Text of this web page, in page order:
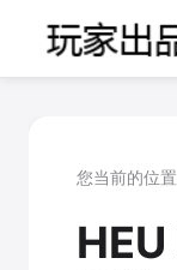
您当前的位置